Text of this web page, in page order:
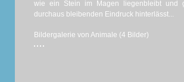
wie ein Stein im Magen liegenbleibt und
durchaus bleibenden Eindruck hinterlässt...
Bildergalerie von Animale (4 Bilder)